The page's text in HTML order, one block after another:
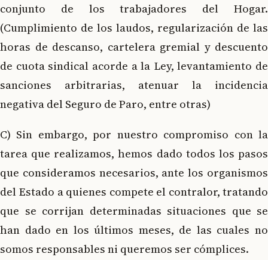
conjunto de los trabajadores del Hogar.
(Cumplimiento de los laudos, regularización de las
horas de descanso, cartelera gremial y descuento
de cuota sindical acorde a la Ley, levantamiento de
sanciones arbitrarias, atenuar la incidencia
negativa del Seguro de Paro, entre otras)
C) Sin embargo, por nuestro compromiso con la
tarea que realizamos, hemos dado todos los pasos
que consideramos necesarios, ante los organismos
del Estado a quienes compete el contralor, tratando
que se corrijan determinadas situaciones que se
han dado en los últimos meses, de las cuales no
somos responsables ni queremos ser cómplices.